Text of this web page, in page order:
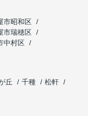
市昭和区
市瑞穂区
中村区
丘 千種
松軒